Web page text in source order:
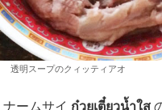
透明スープのクィッティアオ
ームサイ ก๋วยเตี๋ยวน้ำใส